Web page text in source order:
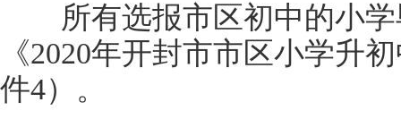
所有选报市区初中的小学
《2020年开封市市区小学升
件4）。